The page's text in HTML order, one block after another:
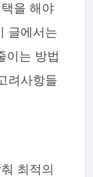
을 해야
글에서는
이는 방법
려사항들
최적의